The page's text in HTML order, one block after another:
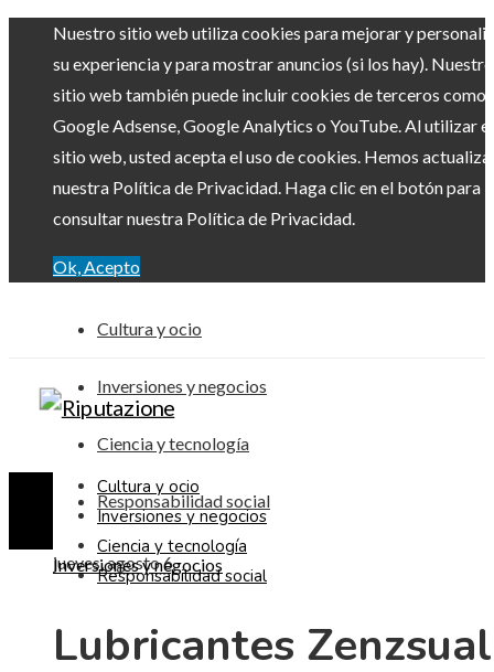
Nuestro sitio web utiliza cookies para mejorar y
su experiencia y para mostrar anuncios (si los hay). Nuestro
sitio web también puede incluir cookies de terceros como
Google Adsense, Google Analytics o YouTube. Al utilizar el
sitio web, usted acepta el uso de cookies. Hemos
nuestra Política de Privacidad. Haga clic en el botón para
consultar nuestra Política de Privacidad.
Ok, Acepto
Cultura y ocio
Inversiones y negocios
Ciencia y tecnología
Responsabilidad social
jueves, agosto 6
Cultura y ocio
Inversiones y negocios
Ciencia y tecnología
Responsabilidad social
Inversiones y negocios
Lubricantes Zenzsual